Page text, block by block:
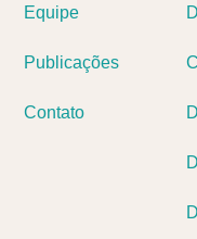
Equipe
Publicações
Contato